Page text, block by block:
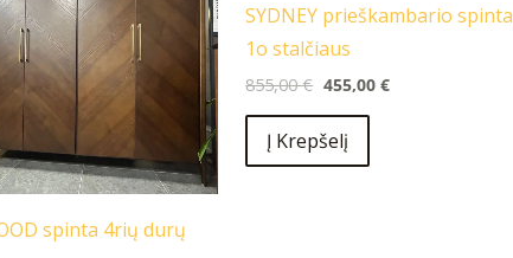
spinta 4rių durų
SYDNEY prieškambario spinta
1o stalčiaus
855,00€ 455,00€
Į Krepšelį